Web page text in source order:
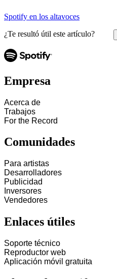
Spotify en los altavoces
¿Te resultó útil este artículo?
Empresa
Acerca de
Trabajos
For the Record
Comunidades
Para artistas
Desarrolladores
Publicidad
Inversores
Vendedores
Enlaces útiles
Soporte técnico
Reproductor web
Aplicación móvil gratuita